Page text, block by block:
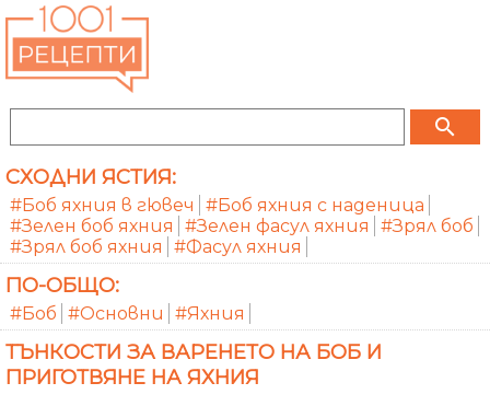
search
СХОДНИ ЯСТИЯ:
#Боб яхния в гювеч
#Боб яхния с наденица
#Зелен боб яхния
#Зелен фасул яхния
#Зрял боб
#Зрял боб яхния
#Фасул яхния
ПО-ОБЩО:
#Боб #Основни #Яхния
ТЪНКОСТИ ЗА ВАРЕНЕТО НА БОБ И
ПРИГОТВЯНЕ НА ЯХНИЯ